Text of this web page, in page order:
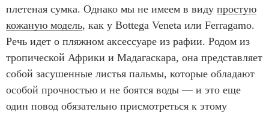
плетеная сумка. Однако мы не имеем в виду простую
кожаную модель, как у Bottega Veneta или Ferragamo.
Речь идет о пляжном аксессуаре из рафии. Родом из
тропической Африки и Мадагаскара, она представляет
собой засушенные листья пальмы, которые обладают
особой прочностью и не боятся воды — и это еще
один повод обязательно присмотреться к этому